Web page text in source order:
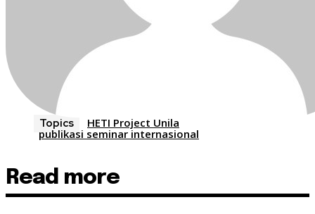
Topics
HETI Project Unila
publikasi seminar internasional
Read more